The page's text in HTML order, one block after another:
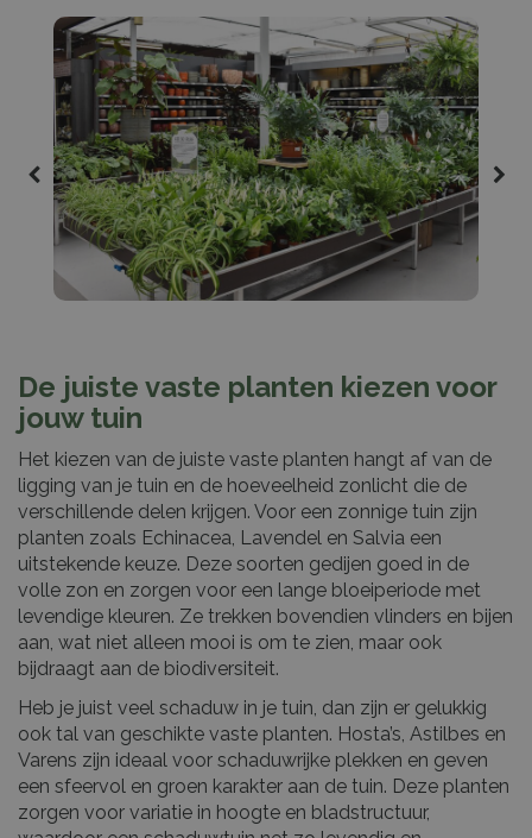
De juiste vaste planten kiezen voor
jouw tuin
Het kiezen van de juiste vaste planten hangt af van de
ligging van je tuin en de hoeveelheid zonlicht die de
verschillende delen krijgen. Voor een zonnige tuin zijn
planten zoals Echinacea, Lavendel en Salvia een
uitstekende keuze. Deze soorten gedijen goed in de
volle zon en zorgen voor een lange bloeiperiode met
levendige kleuren. Ze trekken bovendien vlinders en bijen
aan, wat niet alleen mooi is om te zien, maar ook
bijdraagt aan de biodiversiteit.
Heb je juist veel schaduw in je tuin, dan zijn er gelukkig
ook tal van geschikte vaste planten. Hosta’s, Astilbes en
Varens zijn ideaal voor schaduwrijke plekken en geven
een sfeervol en groen karakter aan de tuin. Deze planten
zorgen voor variatie in hoogte en bladstructuur,